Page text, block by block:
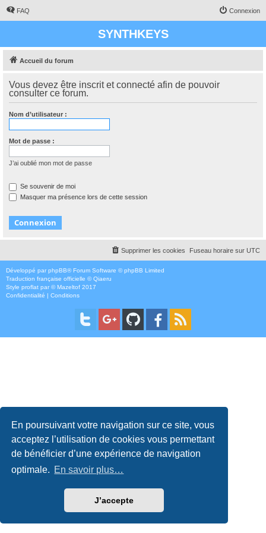
En poursuivant votre navigation sur ce site, vous
acceptez l’utilisation de cookies vous permettant
de bénéficier d’une expérience de navigation
optimale. En savoir plus…
J’accepte
FAQ Connexion
SYNTHKEYS
Accueil du forum
Vous devez être inscrit et connecté afin de pouvoir
consulter ce forum.
Nom d’utilisateur :
Mot de passe :
J’ai oublié mon mot de passe
Se souvenir de moi
Masquer ma présence lors de cette session
Fuseau horaire sur UTC
Supprimer les cookies
Développé par phpBB® Forum Software © phpBB Limited
Traduction française officielle ©Qiaeru
Style proflat par ©Mazeltof 2017
Confidentialité | Conditions